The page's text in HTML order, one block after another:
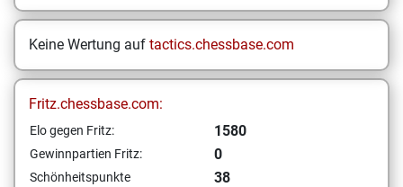
Keine Wertung auf tactics.chessbase.com
Fritz.chessbase.com:
Elo gegen Fritz: 1580
Gewinnpartien Fritz: 0
Schönheitspunkte
38